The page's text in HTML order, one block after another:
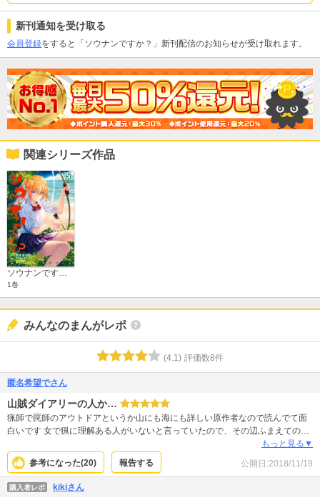
新刊通知を受け取る
会員登録をすると「ソウナンですか？」新刊配信のお知らせが受け取れます。
関連シリーズ作品
ソウナンですか？ 特装版(5)
1巻
みんなのまんがレポ
(4.1) 評価数8件
匿名希望でさん
山賊ダイアリーの人か…
猟師で罠師のアウトドアというか山にも海にも詳しい原作者なので読んでて面
白いです 女で猟に理解ある人がいないと言っていたので、その辺ふまえての美
少女達がサバイバルしてるのかなと お色気シーンは多いですがちゃんとサバイ
バルしつつ性格も色々で面白いです、自分が遭難したらこんな風には無理だな
ーと読んでます。
もっと見る▼
参考になった(20) 報告する 公開日:2018/11/19
購入者レポ kikiさん